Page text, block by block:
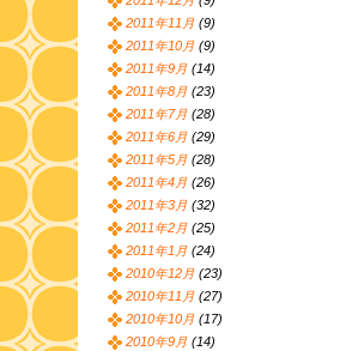
2011年11月 (9)
2011年10月 (9)
2011年9月 (14)
2011年8月 (23)
2011年7月 (28)
2011年6月 (29)
2011年5月 (28)
2011年4月 (26)
2011年3月 (32)
2011年2月 (25)
2011年1月 (24)
2010年12月 (23)
2010年11月 (27)
2010年10月 (17)
2010年9月 (14)